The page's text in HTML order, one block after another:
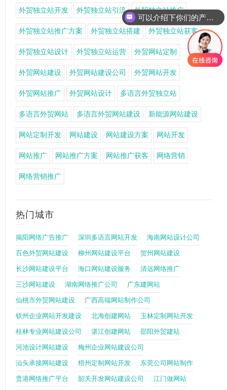
外贸独立站开发 外贸独立站引流 外贸独立站推广
外贸独立站推广方案 外贸独立站搭建 外贸独立站获客
外贸独立站设计 外贸独立站运营 外贸网站定制
外贸网站建设 外贸网站建设公司 外贸网站开发
外贸网站推广 外贸网站设计 多语言外贸独立站
多语言外贸网站 多语言外贸网站建设 新能源网站建设
网站定制开发 网站建设 网站建设方案 网站开发
网站推广 网站推广方案 网站推广获客 网络营销
网络营销推广
热门城市
揭阳网络广告推广 深圳多语言网站开发 海南网站设计公司
百色外贸网站建设 柳州网站建设平台 贺州网站建设
长沙网站建设平台 海口网站建设服务 清远网络推广
三沙网站建设 湖南网络推广公司 广东建网站
仙桃市外贸网站建设 广西高端网站制作公司
钦州企业网站开发建设 北海创建网站 玉林定制网站开发
桂林专业网站建设公司 湛江创建网站 邵阳外贸建站
河池设计网站建设 梅州企业网站建设公司
汕头承接网站建设 梧州定制网站开发 东莞公司网站制作
贵港网络推广平台 韶关开发网站建设公司 江门做网站
可以介绍下你们的产品么
你们是怎么收费的呢